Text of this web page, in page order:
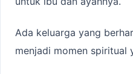
Ada keluarga yang
menjadi momen spiritual